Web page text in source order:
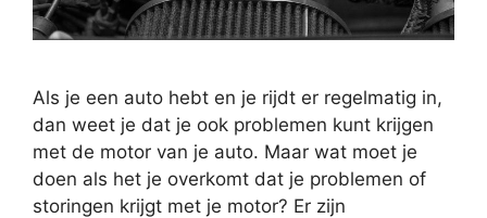
Als je een auto hebt en je rijdt er regelmatig in,
dan weet je dat je ook problemen kunt krijgen
met de motor van je auto. Maar wat moet je
doen als het je overkomt dat je problemen of
storingen krijgt met je motor? Er zijn